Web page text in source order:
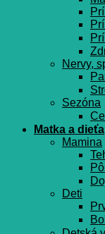
Nervy,
Sezóna
Matka a dieťa
Mamina
Deti